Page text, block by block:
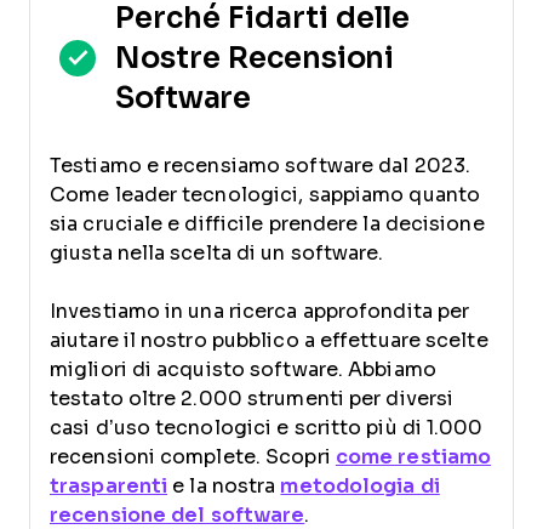
Perché Fidarti delle
Nostre Recensioni
Software
Testiamo e recensiamo software dal 2023.
Come leader tecnologici, sappiamo quanto
sia cruciale e difficile prendere la decisione
giusta nella scelta di un software.
Investiamo in una ricerca approfondita per
aiutare il nostro pubblico a effettuare scelte
migliori di acquisto software. Abbiamo
testato oltre 2.000 strumenti per diversi
casi d’uso tecnologici e scritto più di 1.000
recensioni complete. Scopri come restiamo
trasparenti e la nostra metodologia di
recensione del software.